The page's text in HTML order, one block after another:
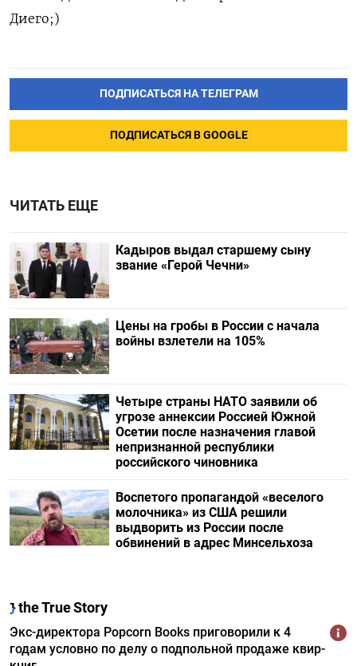
Диего;)
ПОДПИСАТЬСЯ НА ТЕЛЕГРАМ
ПОДПИСАТЬСЯ В GOOGLE
ЧИТАТЬ ЕЩЕ
Кадыров выдал старшему сыну
звание «Герой Чечни»
Цены на гробы в России с начала
войны взлетели на 105%
Четыре страны НАТО заявили об
угрозе аннексии Россией Южной
Осетии после назначения главой
непризнанной республики
российского чиновника
Воспетого пропагандой «веселого
молочника» из США решили
выдворить из России после
обвинений в адрес Минсельхоза